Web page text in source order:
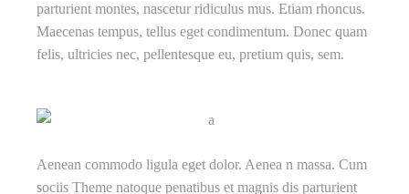
parturient montes, nascetur ridiculus mus. Etiam rhoncus.
Maecenas tempus, tellus eget condimentum. Donec quam
felis, ultricies nec, pellentesque eu, pretium quis, sem.
Aenean commodo ligula eget dolor. Aenea n massa. Cum
sociis Theme natoque penatibus et magnis dis parturient